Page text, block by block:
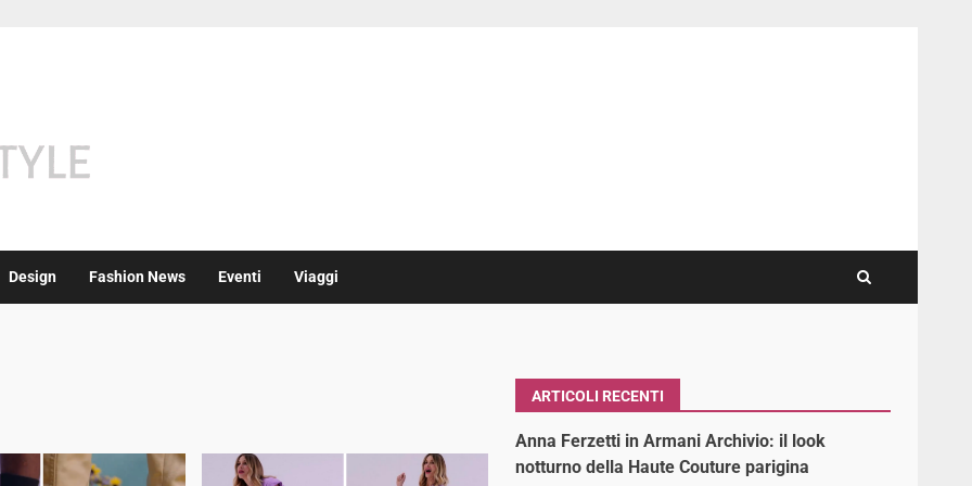
Design Fashion News Eventi Viaggi
ARTICOLI RECENTI
Anna Ferzetti in Armani Archivio: il look
notturno della Haute Couture parigina